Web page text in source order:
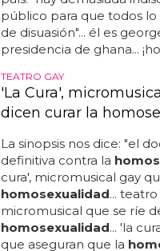
mediante su
está a la venta y su uso...
HOMOFOBIA EN ÁFRICA
gays para ganar las
Esta terrorífica muestra
sorprendernos
país rechaza la
cuando se detenga a una
ley haráposibleque los
a la muerte por
entrevista radiofónica que
logra ser presidente será